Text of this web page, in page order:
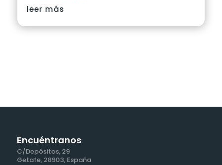
leer más
Encuéntranos
C/Depósitos, 29
Getafe, 28903, España